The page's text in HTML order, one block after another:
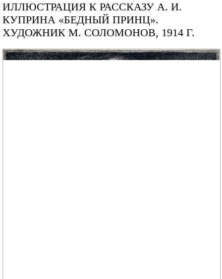
ИЛЛЮСТРАЦИЯ К РАССКАЗУ А. И.
КУПРИНА «БЕДНЫЙ ПРИНЦ».
ХУДОЖНИК М. СОЛОМОНОВ, 1914 Г.